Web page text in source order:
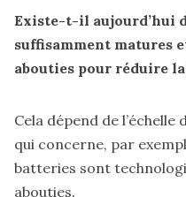
Existe-t-il aujourd’hui
suffisamment matures
abouties pour réduire
Cela dépend de
qui concerne, par
batteries sont
abouties.